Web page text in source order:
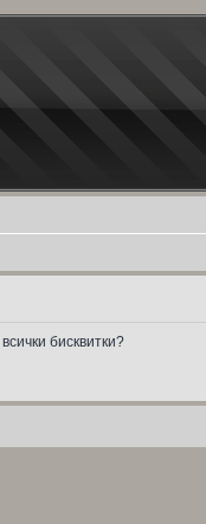
бисквитки?